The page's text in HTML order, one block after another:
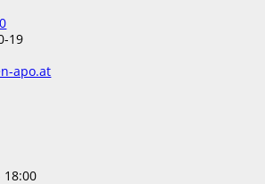
sind nicht nur Glück,
19
apo.at
18:00